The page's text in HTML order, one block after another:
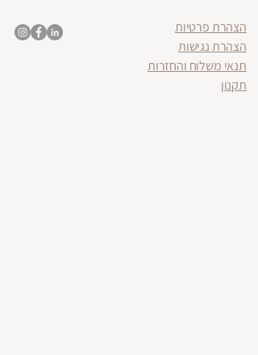
הצהרת פרטיות
הצהרת נגישות
תנאי משלוח והחזרות
תקנון